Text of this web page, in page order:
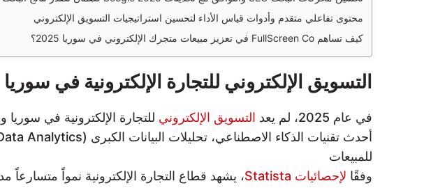
محتوى تفاعلي متقدم وأدوات قياس الأداء لتحسين استراتيجيات التسويق الإلكتروني
كيف تساهم FullScreen Co في تعزيز مبيعات متجرك الإلكتروني في سوريا 2025؟
التسويق الإلكتروني للتجارة الإلكترونية في سوريا 2025: خارطة طريق تقنية للهيمنة الرقمية
في عام 2025، لم يعد التسويق الإلكتروني للتجارة الإلكترونية في
للمبيعات
وفقًا لإحصائيات Statista ، يشهد قطاع التجارة الإلكترونية نمواً متسارعاً